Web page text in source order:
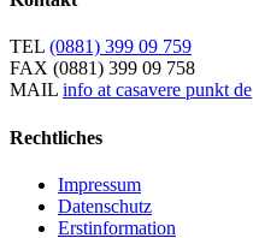
TEL (0881) 399 09 759
FAX (0881) 399 09 758
MAIL info at casavere punkt de
Rechtliches
Impressum
Datenschutz
Erstinformation